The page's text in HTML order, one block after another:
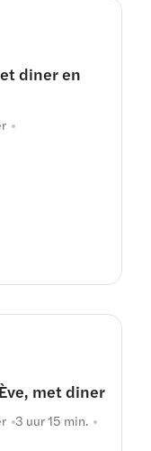
diner en
met diner
3 uur 15 min.